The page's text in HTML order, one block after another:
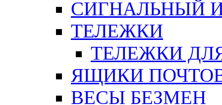
СИГНАЛЬНЫЙ
ТЕЛЕЖКИ
ТЕЛЕЖКИ
ЯЩИКИ
ВЕСЫ БЕЗМЕН